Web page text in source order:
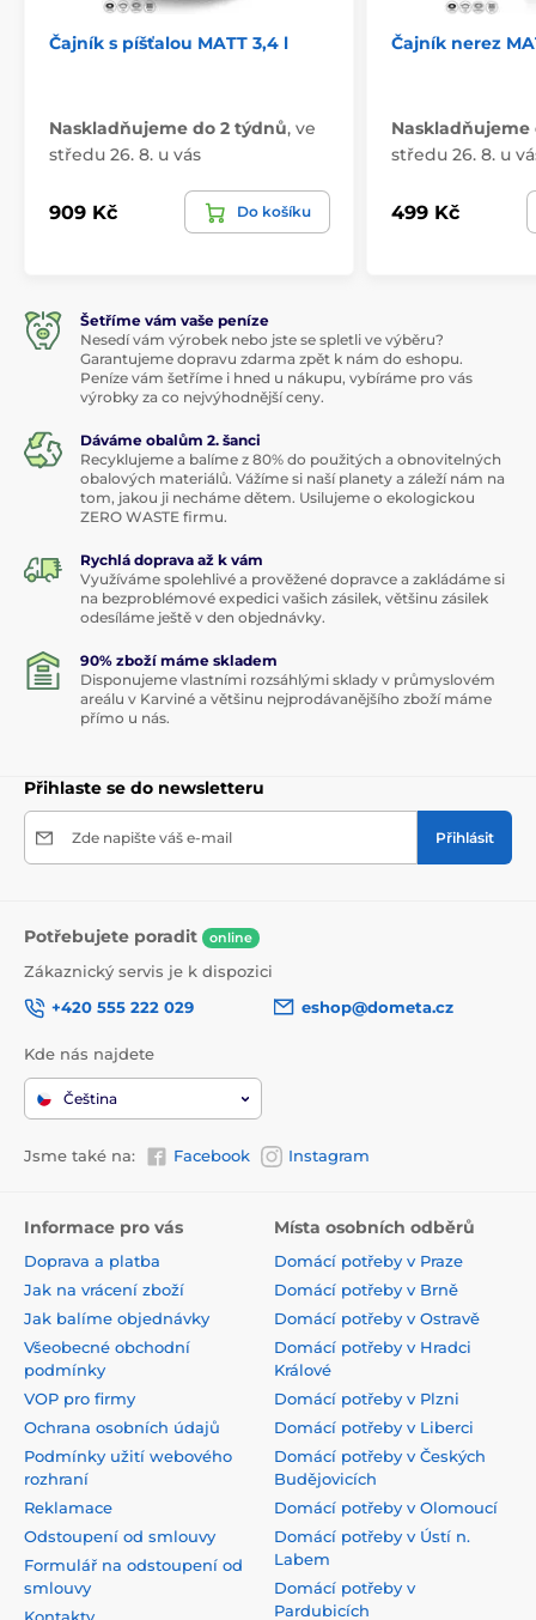
Čajník s píšťalou MATT 3,4 l
Naskladňujeme do 2 týdnů, ve
středu 26. 8. u vás
909 Kč Do košíku
Čajník nerez
Naskladňujeme
středu 26. 8. u
499 Kč
Šetříme vám vaše peníze
Nesedí vám výrobek nebo jste se spletli ve výběru?
Garantujeme dopravu zdarma zpět k nám do eshopu.
Peníze vám šetříme i hned u nákupu, vybíráme pro vás
výrobky za co nejvýhodnější ceny.
Dáváme obalům 2. šanci
Recyklujeme a balíme z 80% do použitých a obnovitelných
obalových materiálů. Vážíme si naší planety a záleží nám na
tom, jakou ji necháme dětem. Usilujeme o ekologickou
ZERO WASTE firmu.
Rychlá doprava až k vám
Využíváme spolehlivé a prověžené dopravce a zakládáme si
na bezproblémové expedici vašich zásilek, většinu zásilek
odesíláme ještě v den objednávky.
90% zboží máme skladem
Disponujeme vlastními rozsáhlými sklady v průmyslovém
areálu v Karviné a většinu nejprodávanějšího zboží máme
přímo u nás.
Přihlaste se do newsletteru
Zde napište váš e-mail Přihlásit
Potřebujete poradit online
Zákaznický servis je k dispozici
+420 555 222 029
eshop@dometa.cz
Kde nás najdete
Čeština
Jsme také na: Facebook Instagram
Informace pro vás
Doprava a platba
Jak na vrácení zboží
Jak balíme objednávky
Všeobecné obchodní
podmínky
VOP pro firmy
Ochrana osobních údajů
Podmínky užití webového
rozhraní
Reklamace
Odstoupení od smlouvy
Formulář na odstoupení od
smlouvy
Místa osobních odběrů
Domácí potřeby v Praze
Domácí potřeby v Brně
Domácí potřeby v Ostravě
Domácí potřeby v Hradci
Králové
Domácí potřeby v Plzni
Domácí potřeby v Liberci
Domácí potřeby v Českých
Budějovicích
Domácí potřeby v Olomoucí
Domácí potřeby v Ústí n.
Labem
Domácí potřeby v
Pardubicích